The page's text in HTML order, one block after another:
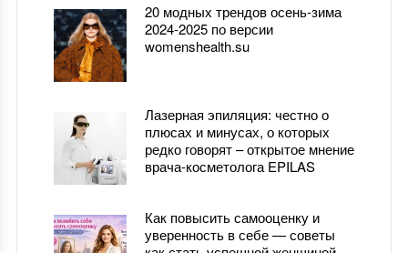
20 модных трендов осень-зима
2024-2025 по версии
womenshealth.su
Лазерная эпиляция: честно о
плюсах и минусах, о которых
редко говорят – открытое мнение
врача-косметолога EPILAS
Как повысить самооценку и
уверенность в себе — советы